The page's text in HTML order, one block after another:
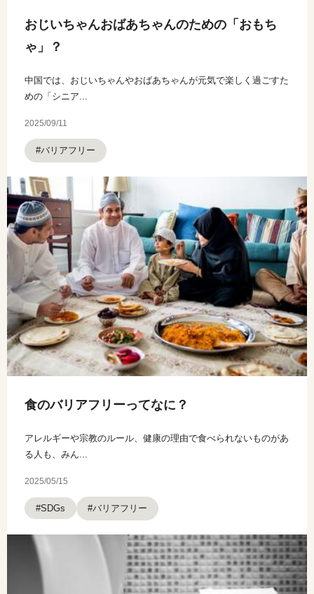
おじいちゃんおばあちゃんのための「おもち
ゃ」？
中国では、おじいちゃんやおばあちゃんが元気で楽しく過ごすた
めの「シニア...
2025/09/11
#バリアフリー
食のバリアフリーってなに？
アレルギーや宗教のルール、健康の理由で食べられないものがあ
る人も、みん...
2025/05/15
#SDGs #バリアフリー